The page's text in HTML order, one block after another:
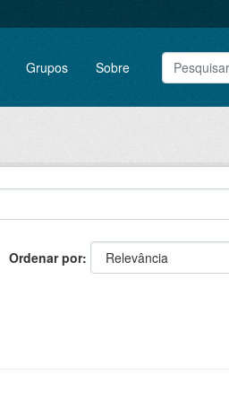
Grupos Sobre
Ordenar por